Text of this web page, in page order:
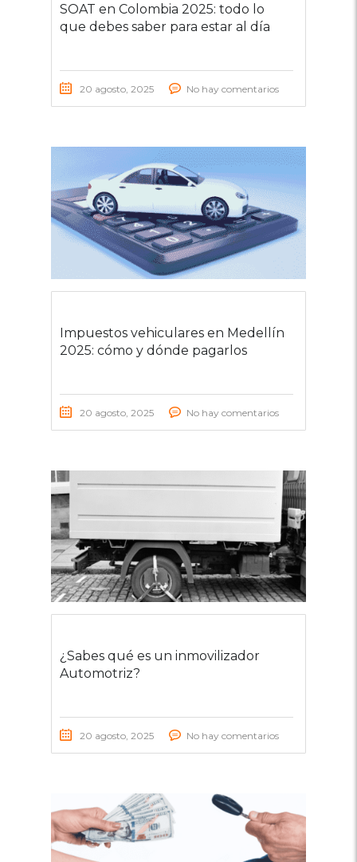
SOAT en Colombia 2025: todo lo
que debes saber para estar al día
20 agosto, 2025 No hay comentarios
Impuestos vehiculares en Medellín
2025: cómo y dónde pagarlos
20 agosto, 2025 No hay comentarios
¿Sabes qué es un inmovilizador
Automotriz?
20 agosto, 2025 No hay comentarios